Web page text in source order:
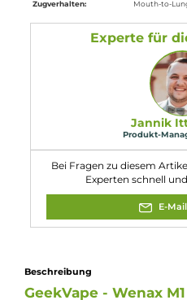
Abmessungen
Länge: 113.8 mm inkl. Pod
Durchmesser: 16.0 mm
Eigenschaften
Akkuform:
Interner
Akkukapazität:
400mAh
Bauform:
Pod-
LED
Eigenschaften:
Geregelter Akkuträger:
Maximale Leistung:
Zugverhalten:
Mouth-